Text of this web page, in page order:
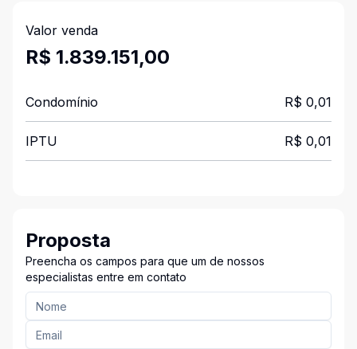
Valor venda
R$ 1.839.151,00
Condomínio R$ 0,01
IPTU R$ 0,01
Proposta
Preencha os campos para que um de nossos
especialistas entre em contato